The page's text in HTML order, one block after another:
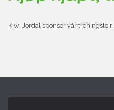
Kiwi Jordal sponser vår treningsleir!